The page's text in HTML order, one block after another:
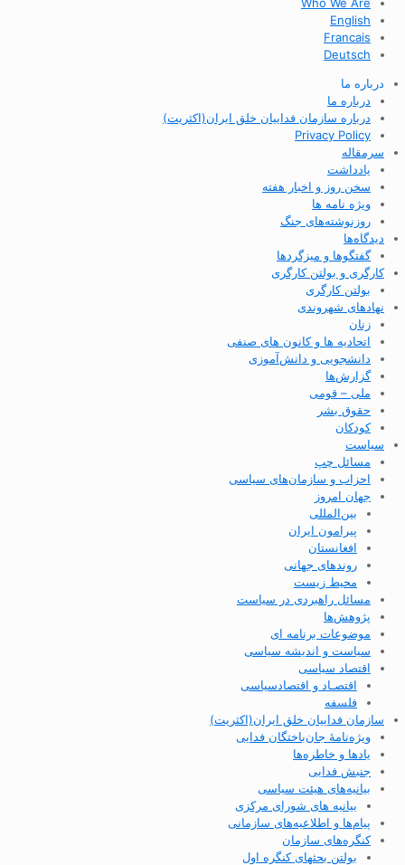
English
Francais
Deutsch
درباره ما
درباره ما
درباره سازمان فداییان خلق ایران(اکثریت)
Privacy Policy
سرمقاله
یادداشت
سخن روز و اخبار هفته
ویژه نامه ها
روزنوشته‌های جنگ
دیدگاه‌ها
گفتگوها و میزگردها
کارگری و بولتن کارگری
بولتن کارگری
نهادهای شهروندی
زنان
اتحادیه ها و کانون های صنفی
دانشجویی و دانش‌آموزی
گزارش‌ها
ملی – قومی
حقوق بشر
کودکان
سیاست
مسائل چپ
احزاب و سازمان‌های سیاسی
جهان امروز
بین‌المللی
پیرامون ایران
افغانستان
روندهای جهانی
محیط زیست
مسائل راهبردی در سیاست
پژوهش‌ها
موضوعات برنامه ای
سیاست و اندیشه سیاسی
اقتصاد سیاسی
اقتصـاد و اقتصاد‌سیاسی
فلسفه
سازمان فداییان خلق ایران(اکثریت)
ویژه‌نامهٔ جان‌باختگان فدایی
یادها و خاطره‌ها
جنبش فدایی
بیانیه‌های هیئت سیاسی
بیانیه های شورای مرکزی
پیام‌ها و اطلاعیه‌های سازمانی
کنگره‌های سازمان
بولتن بحثهای کنگره اول